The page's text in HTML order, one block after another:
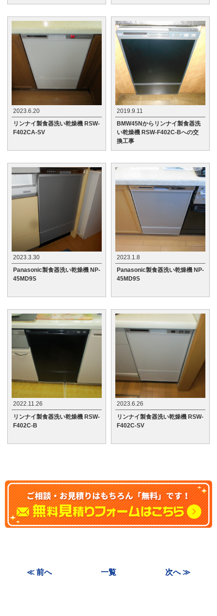
2023.6.20
リンナイ製食器洗い乾燥機 RSW-
F402CA-SV
2019.9.11
BMW45Nからリンナイ製食器洗
い乾燥機 RSW-F402C-Bへの交
換工事
2023.3.30
Panasonic製食器洗い乾燥機 NP-
45MD9S
2023.1.8
Panasonic製食器洗い乾燥機 NP-
45MD9S
2022.11.26
リンナイ製食器洗い乾燥機 RSW-
F402C-B
2023.6.26
リンナイ製食器洗い乾燥機 RSW-
F402C-SV
≪ 前へ 一覧 次へ ≫